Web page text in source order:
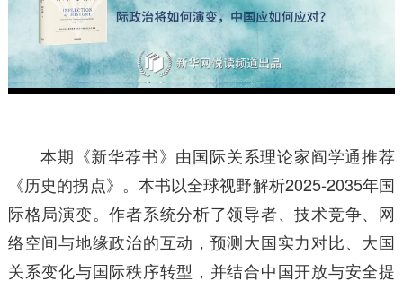
本期《新华荐书》由国际关系理论家阎学通推荐
《历史的拐点》。本书以全球视野解析2025-2035年国
际格局演变。作者系统分析了领导者、技术竞争、网
络空间与地缘政治的互动，预测大国实力对比、大国
关系变化与国际秩序转型，并结合中国开放与安全提